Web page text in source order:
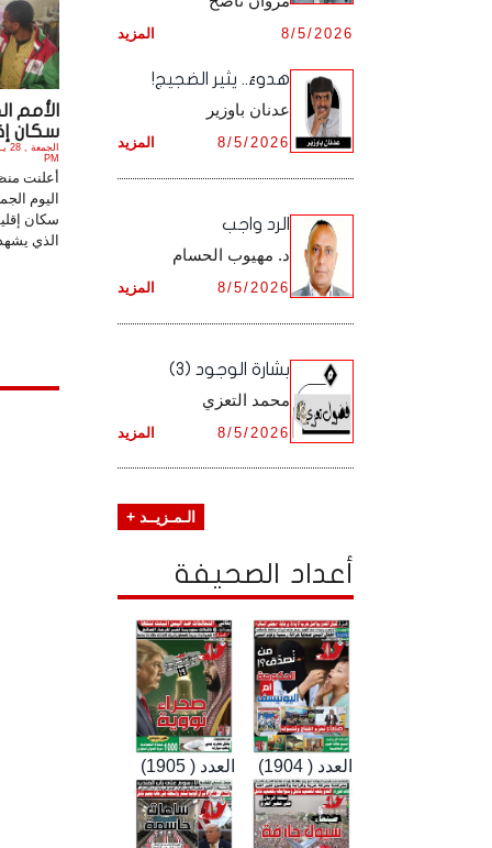
سكان
PM
أعلنت
سكان
الذي
أرشيف شهر ديـسـمـبـر ,
أرشيف شهر نـوفـمـبـر ,
أرشيف شهر ديـسـمـبـر ,
المزيد 8/5/2026
هدوءٌ.. يثير الضجيج!
عدنان باوزير
المزيد 8/5/2026
الرد واجب
د. مهيوب الحسام
المزيد 8/5/2026
بشارة الوجود (3)
محمد التعزي
المزيد 8/5/2026
الـمـزيــد +
أعداد الصحيفة
العدد ( 1905) العدد ( 1904)